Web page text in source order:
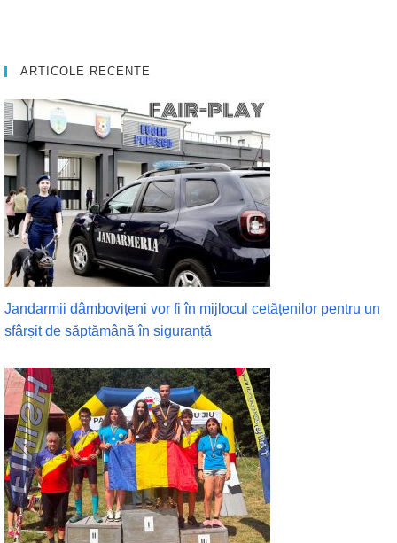
ARTICOLE RECENTE
Jandarmii dâmbovițeni vor fi în mijlocul cetățenilor pentru un
sfârșit de săptămână în siguranță